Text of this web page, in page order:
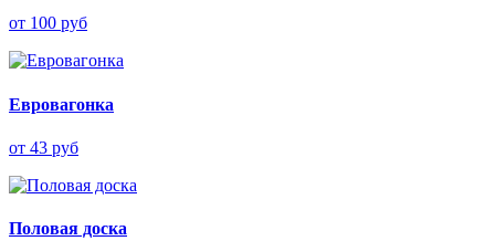
от 100 руб
Евровагонка
от 43 руб
Половая доска